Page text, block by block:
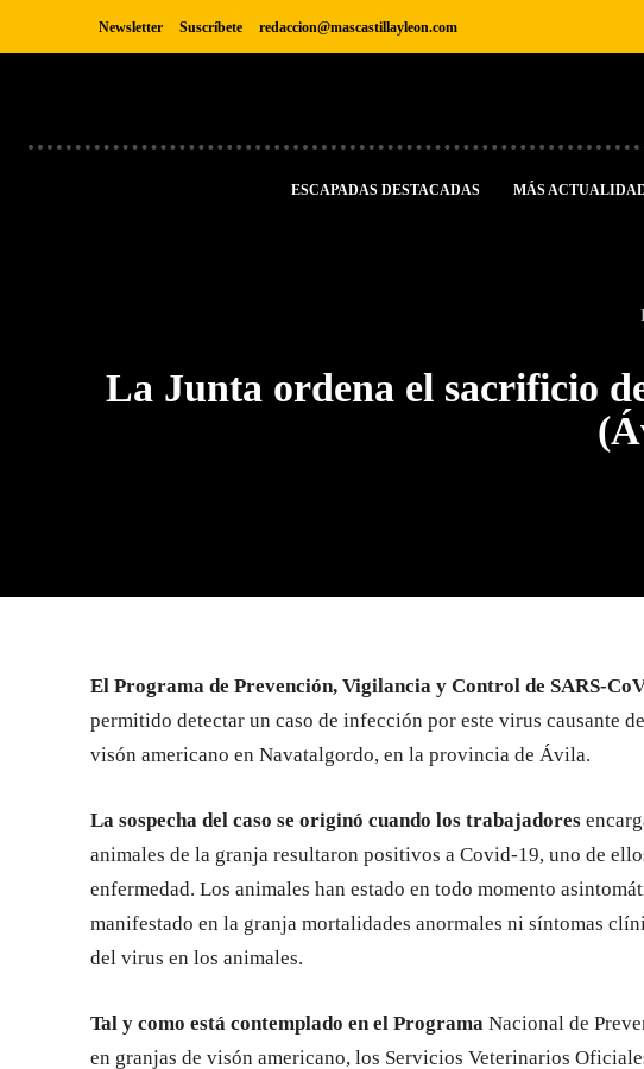
Newsletter Suscríbete redaccion@mascastillayleon.com
ESCAPADAS DESTACADAS MÁS
La Junta ordena el sacrificio
El Programa de Prevención, Vigilancia y Control de SARS-
permitido detectar un caso de infección por este virus causante
visón americano en Navatalgordo, en la provincia de Ávila.
La sospecha del caso se originó cuando los trabajadores
animales de la granja resultaron positivos a Covid-19, uno de
enfermedad. Los animales han estado en todo momento
manifestado en la granja mortalidades anormales ni síntomas
del virus en los animales.
Tal y como está contemplado en el Programa Nacional de
en granjas de visón americano, los Servicios Veterinarios